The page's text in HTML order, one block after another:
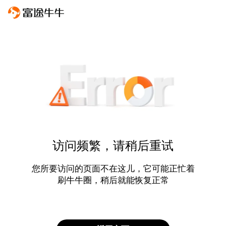
访问频繁，请稍后重试
您所要访问的页面不在这儿，它可能正忙着
刷牛牛圈，稍后就能恢复正常